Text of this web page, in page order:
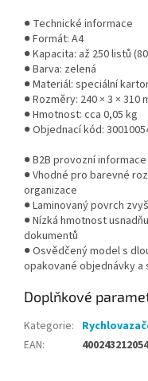
● Technické informace
● Formát: A4
● Kapacita: až 250 listů
● Barva: zelená
● Materiál: speciální
● Rozměry: 240 × 3 × 310
● Hmotnost: cca 0,05 kg
● Objednací kód:
● B2B provozní informace
● Vhodné pro barevné
organizace
● Laminovaný povrch
● Nízká hmotnost
dokumentů
● Osvědčený model s
opakované objednávky
Doplňkové
Kategorie:
EAN: